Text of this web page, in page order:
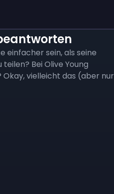
einfacher sein, als seine
teilen? Bei Olive Young
Okay, vielleicht das (aber nur